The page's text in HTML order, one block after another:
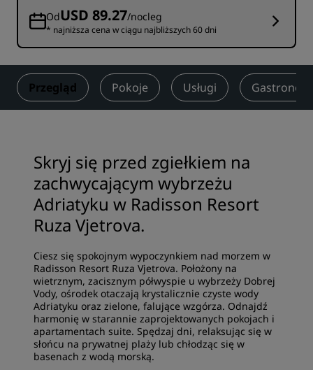
OdUSD 89.27/nocleg
* najniższa cena w ciągu najbliższych 60 dni
Przegląd Pokoje Usługi
Skryj się przed zgiełkiem na
zachwycającym wybrzeżu
Adriatyku w Radisson Resort
Ruza Vjetrova.
‌Ciesz się spokojnym wypoczynkiem nad morzem w
Radisson Resort Ruza Vjetrova. Położony na
wietrznym, zacisznym półwyspie u wybrzeży Dobrej
Vody, ośrodek otaczają krystalicznie czyste wody
Adriatyku oraz zielone, falujące wzgórza. Odnajdź
harmonię w starannie zaprojektowanych pokojach i
apartamentach suite. Spędzaj dni, relaksując się w
słońcu na prywatnej plaży lub chłodząc się w
basenach z wodą morską.